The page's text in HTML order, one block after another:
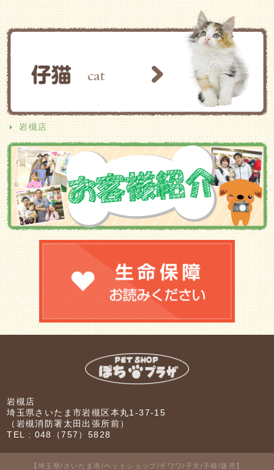
岩槻店
岩槻店
埼玉県さいたま市岩槻区本丸1-37-15
（岩槻消防署太田出張所前）
TEL : 048（757）5828
【埼玉県/さいたま市/ペットショップ/チワワ/子犬/子猫/販売】